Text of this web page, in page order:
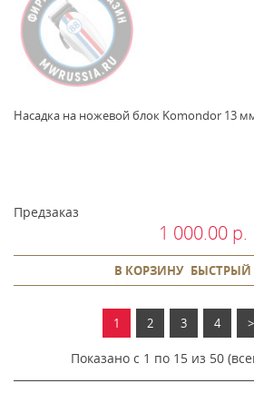
Насадка на ножевой блок Komondor 13
Предзаказ
1 000.00 р.
В КОРЗИНУ БЫСТРЫЙ
1 2 3 4 >
Показано с 1 по 15 из 50